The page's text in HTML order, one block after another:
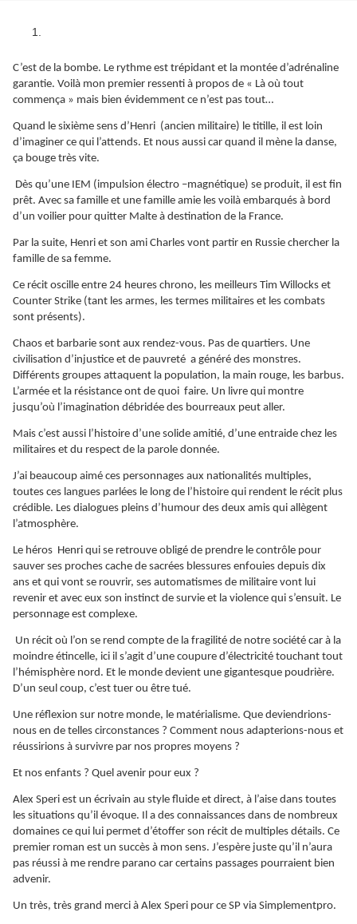
C’est de la bombe. Le rythme est trépidant et la montée d’adrénaline
garantie. Voilà mon premier ressenti à propos de « Là où tout
commença » mais bien évidemment ce n’est pas tout…
Quand le sixième sens d’Henri (ancien militaire) le titille, il est loin
d’imaginer ce qui l’attends. Et nous aussi car quand il mène la danse,
ça bouge très vite.
Dès qu’une IEM (impulsion électro –magnétique) se produit, il est fin
prêt. Avec sa famille et une famille amie les voilà embarqués à bord
d’un voilier pour quitter Malte à destination de la France.
Par la suite, Henri et son ami Charles vont partir en Russie chercher la
famille de sa femme.
Ce récit oscille entre 24 heures chrono, les meilleurs Tim Willocks et
Counter Strike (tant les armes, les termes militaires et les combats
sont présents).
Chaos et barbarie sont aux rendez-vous. Pas de quartiers. Une
civilisation d’injustice et de pauvreté a généré des monstres.
Différents groupes attaquent la population, la main rouge, les barbus.
L’armée et la résistance ont de quoi faire. Un livre qui montre
jusqu’où l’imagination débridée des bourreaux peut aller.
Mais c’est aussi l’histoire d’une solide amitié, d’une entraide chez les
militaires et du respect de la parole donnée.
J’ai beaucoup aimé ces personnages aux nationalités multiples,
toutes ces langues parlées le long de l’histoire qui rendent le récit plus
crédible. Les dialogues pleins d’humour des deux amis qui allègent
l’atmosphère.
Le héros Henri qui se retrouve obligé de prendre le contrôle pour
sauver ses proches cache de sacrées blessures enfouies depuis dix
ans et qui vont se rouvrir, ses automatismes de militaire vont lui
revenir et avec eux son instinct de survie et la violence qui s’ensuit. Le
personnage est complexe.
Un récit où l’on se rend compte de la fragilité de notre société car à la
moindre étincelle, ici il s’agit d’une coupure d’électricité touchant tout
l’hémisphère nord. Et le monde devient une gigantesque poudrière.
D’un seul coup, c’est tuer ou être tué.
Une réflexion sur notre monde, le matérialisme. Que deviendrions-
nous en de telles circonstances ? Comment nous adapterions-nous et
réussirions à survivre par nos propres moyens ?
Et nos enfants ? Quel avenir pour eux ?
Alex Speri est un écrivain au style fluide et direct, à l’aise dans toutes
les situations qu’il évoque. Il a des connaissances dans de nombreux
domaines ce qui lui permet d’étoffer son récit de multiples détails. Ce
premier roman est un succès à mon sens. J’espère juste qu’il n’aura
pas réussi à me rendre parano car certains passages pourraient bien
advenir.
Un très, très grand merci à Alex Speri pour ce SP via Simplementpro.